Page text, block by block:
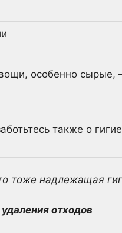
особенно
также о
тоже надлежащая
отходов